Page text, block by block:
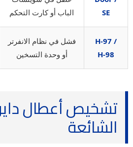
SE
الباب أو كارت التحكم
H-97 /
H-98
فشل في نظام الانفرتر
أو وحدة التسخين
الشائعة